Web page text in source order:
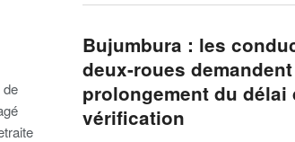
de
Bujumbura : les
deux-roues
prolongement du délai
vérification